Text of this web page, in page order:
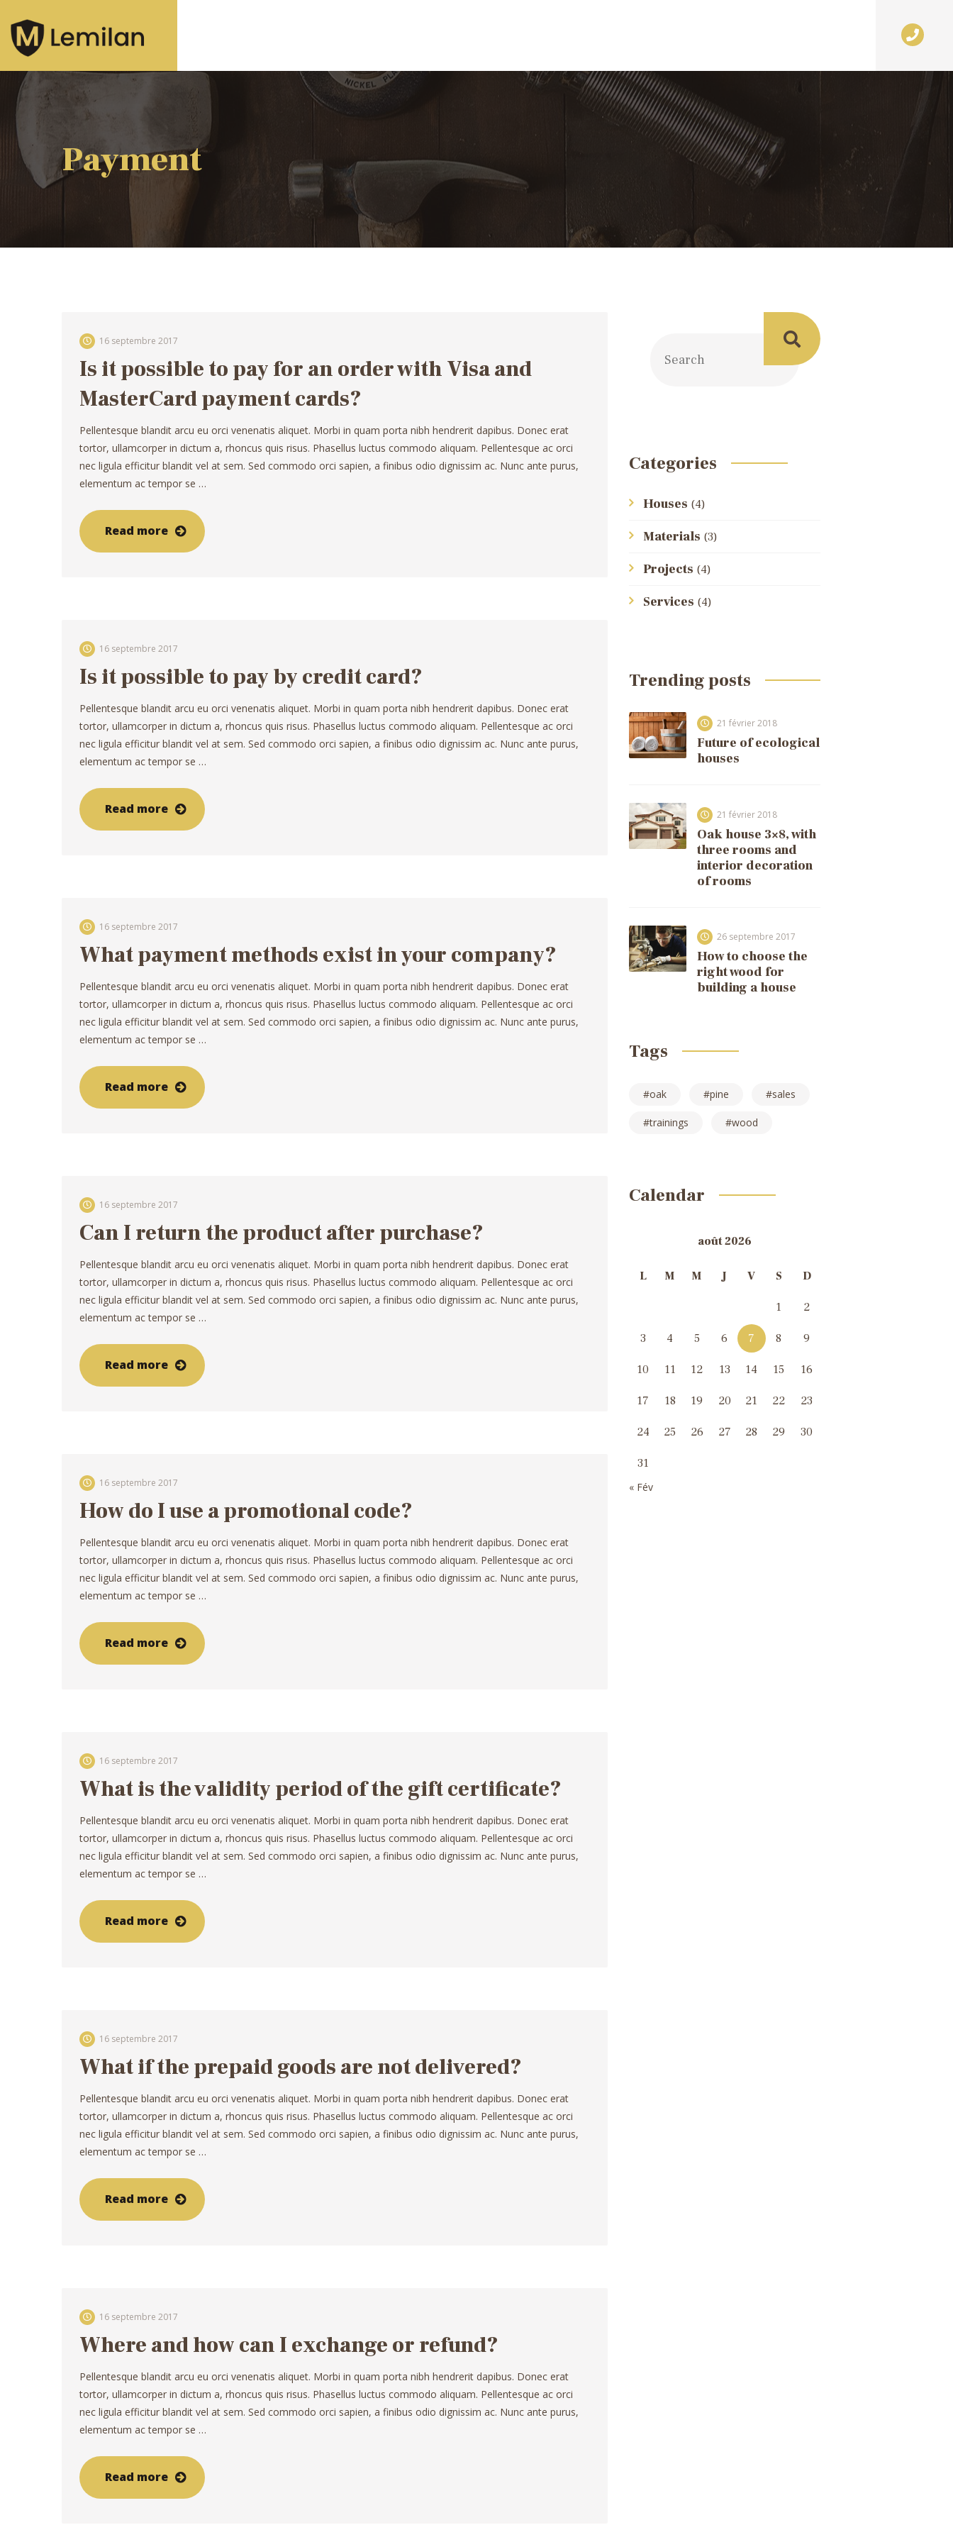
Payment
16 septembre 2017
Is it possible to pay for an order with Visa and
MasterCard payment cards?
Pellentesque blandit arcu eu orci venenatis aliquet. Morbi in quam porta nibh hendrerit dapibus. Donec erat
tortor, ullamcorper in dictum a, rhoncus quis risus. Phasellus luctus commodo aliquam. Pellentesque ac orci
nec ligula efficitur blandit vel at sem. Sed commodo orci sapien, a finibus odio dignissim ac. Nunc ante purus,
elementum ac tempor se …
Read more
16 septembre 2017
Is it possible to pay by credit card?
Pellentesque blandit arcu eu orci venenatis aliquet. Morbi in quam porta nibh hendrerit dapibus. Donec erat
tortor, ullamcorper in dictum a, rhoncus quis risus. Phasellus luctus commodo aliquam. Pellentesque ac orci
nec ligula efficitur blandit vel at sem. Sed commodo orci sapien, a finibus odio dignissim ac. Nunc ante purus,
elementum ac tempor se …
Read more
16 septembre 2017
What payment methods exist in your company?
Pellentesque blandit arcu eu orci venenatis aliquet. Morbi in quam porta nibh hendrerit dapibus. Donec erat
tortor, ullamcorper in dictum a, rhoncus quis risus. Phasellus luctus commodo aliquam. Pellentesque ac orci
nec ligula efficitur blandit vel at sem. Sed commodo orci sapien, a finibus odio dignissim ac. Nunc ante purus,
elementum ac tempor se …
Read more
16 septembre 2017
Can I return the product after purchase?
Pellentesque blandit arcu eu orci venenatis aliquet. Morbi in quam porta nibh hendrerit dapibus. Donec erat
tortor, ullamcorper in dictum a, rhoncus quis risus. Phasellus luctus commodo aliquam. Pellentesque ac orci
nec ligula efficitur blandit vel at sem. Sed commodo orci sapien, a finibus odio dignissim ac. Nunc ante purus,
elementum ac tempor se …
Read more
16 septembre 2017
How do I use a promotional code?
Pellentesque blandit arcu eu orci venenatis aliquet. Morbi in quam porta nibh hendrerit dapibus. Donec erat
tortor, ullamcorper in dictum a, rhoncus quis risus. Phasellus luctus commodo aliquam. Pellentesque ac orci
nec ligula efficitur blandit vel at sem. Sed commodo orci sapien, a finibus odio dignissim ac. Nunc ante purus,
elementum ac tempor se …
Read more
16 septembre 2017
What is the validity period of the gift certificate?
Pellentesque blandit arcu eu orci venenatis aliquet. Morbi in quam porta nibh hendrerit dapibus. Donec erat
tortor, ullamcorper in dictum a, rhoncus quis risus. Phasellus luctus commodo aliquam. Pellentesque ac orci
nec ligula efficitur blandit vel at sem. Sed commodo orci sapien, a finibus odio dignissim ac. Nunc ante purus,
elementum ac tempor se …
Read more
16 septembre 2017
What if the prepaid goods are not delivered?
Pellentesque blandit arcu eu orci venenatis aliquet. Morbi in quam porta nibh hendrerit dapibus. Donec erat
tortor, ullamcorper in dictum a, rhoncus quis risus. Phasellus luctus commodo aliquam. Pellentesque ac orci
nec ligula efficitur blandit vel at sem. Sed commodo orci sapien, a finibus odio dignissim ac. Nunc ante purus,
elementum ac tempor se …
Read more
16 septembre 2017
Where and how can I exchange or refund?
Pellentesque blandit arcu eu orci venenatis aliquet. Morbi in quam porta nibh hendrerit dapibus. Donec erat
tortor, ullamcorper in dictum a, rhoncus quis risus. Phasellus luctus commodo aliquam. Pellentesque ac orci
nec ligula efficitur blandit vel at sem. Sed commodo orci sapien, a finibus odio dignissim ac. Nunc ante purus,
elementum ac tempor se …
Read more
Categories
Houses (4)
Materials (3)
Projects (4)
Services (4)
Trending posts
21 février 2018
Future of ecological
houses
21 février 2018
Oak house 3×8, with
three rooms and
interior decoration
of rooms
26 septembre 2017
How to choose the
right wood for
building a house
Tags
oak pine sales
trainings wood
Calendar
août 2026
L M M J V S D
1 2
3 4 5 6 7 8 9
10 11 12 13 14 15 16
17 18 19 20 21 22 23
24 25 26 27 28 29 30
31
« Fév